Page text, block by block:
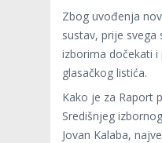
Zbog uvođenja
sustav, prije svega
izborima dočekati
glasačkog listića.
Kako je za Raport
Središnjeg
Jovan Kalaba,